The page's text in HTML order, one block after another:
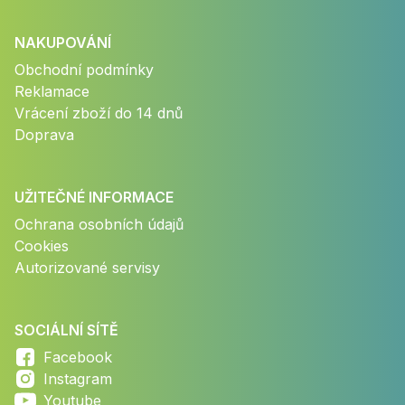
NAKUPOVÁNÍ
Obchodní podmínky
Reklamace
Vrácení zboží do 14 dnů
Doprava
UŽITEČNÉ INFORMACE
Ochrana osobních údajů
Cookies
Autorizované servisy
SOCIÁLNÍ SÍTĚ
Facebook
Instagram
Youtube